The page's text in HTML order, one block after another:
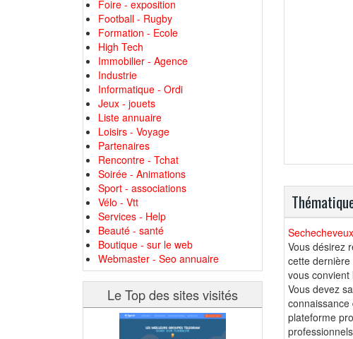
Foire - exposition
Football - Rugby
Formation - Ecole
High Tech
Immobilier - Agence
Industrie
Informatique - Ordi
Jeux - jouets
Liste annuaire
Loisirs - Voyage
Partenaires
Rencontre - Tchat
Soirée - Animations
Sport - associations
Vélo - Vtt
Services - Help
Beauté - santé
Boutique - sur le web
Webmaster - Seo annuaire
Le Top des sites visités
Vous désirez
cette
vous
Vous devez
connaissance
plateforme